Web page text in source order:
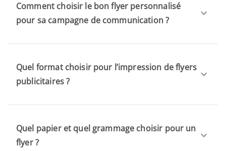
Comment choisir le bon flyer personnalisé
pour sa campagne de communication ?
Quel format choisir pour l’impression de flyers
publicitaires ?
Quel papier et quel grammage choisir pour un
flyer ?